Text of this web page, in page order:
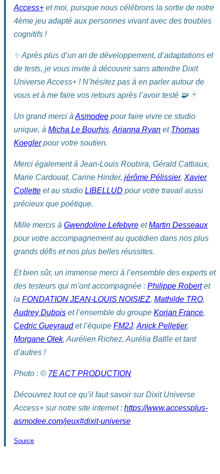
Access+ et moi, puisque nous célébrons la sortie de notre
4ème jeu adapté aux personnes vivant avec des troubles
cognitifs !
✨ Après plus d’un an de développement, d’adaptations et
de tests, je vous invite à découvrir sans attendre Dixit
Universe Access+ ! N’hésitez pas à en parler autour de
vous et à me faire vos retours après l’avoir testé 🧩 🃏
Un grand merci à Asmodee pour faire vivre ce studio
unique, à Micha Le Bourhis, Arianna Ryan et Thomas
Koeglerpour votre soutien.
Merci également à Jean-Louis Roubira, Gérald Cattiaux,
Marie Cardouat, Carine Hinder, jérôme Pélissier, Xavier
Collette et au studio LIBELLUD pour votre travail aussi
précieux que poétique.
Mille mercis à Gwendoline Lefebvre etMartin Desseaux
pour votre accompagnement au quotidien dans nos plus
grands défis et nos plus belles réussites.
Et bien sûr, un immense merci à l’ensemble des experts et
des testeurs qui m’ont accompagnée : Philippe Robertet
la FONDATION JEAN-LOUIS NOISIEZ, Mathilde TRO,
Audrey Dubois et l’ensemble du groupe Korian France,
Cedric Gueyraudet l’équipe FM2J, Anick Pelletier,
Morgane Olek, Aurélien Richez, Aurélia Batlle et tant
d’autres !
Photo : © 7E ACT PRODUCTION
Découvrez tout ce qu’il faut savoir sur Dixit Universe
Access+ sur notre site internet : https://www.accessplus-
asmodee.com/jeux#dixit-universe
Source